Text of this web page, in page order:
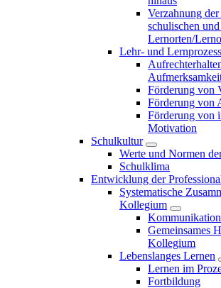
Verzahnung
schulischen
Lernorten/
Lehr- und
Förderung von
Förderung von
Förderung von
Motivation
Schulkultur
Werte und Normen
Schulklima
Entwicklung der
Systematische
Kollegium
Gemeinsames
Kollegium
Lebenslanges Lernen
Lernen im
Fortbildung